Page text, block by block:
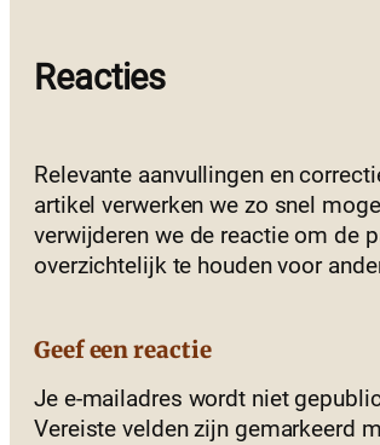
Reacties
Relevante aanvullingen en
artikel verwerken we zo snel
verwijderen we de reactie om de
overzichtelijk te houden voor
Geef een reactie
Je e-mailadres wordt niet
Vereiste velden zijn gemarkeerd